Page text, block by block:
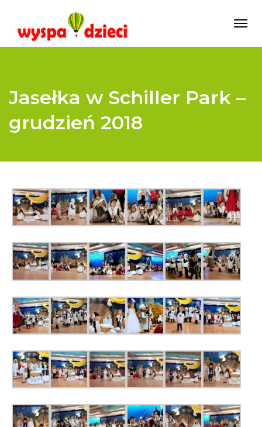
Jasełka w Schiller Park –
grudzień 2018